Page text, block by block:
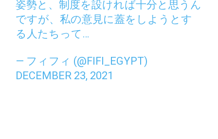
姿勢と、制度を設ければ十分と思うん
ですが、私の意見に蓋をしようとす
る人たちって…
— フィフィ (@FIFI_EGYPT)
DECEMBER 23, 2021